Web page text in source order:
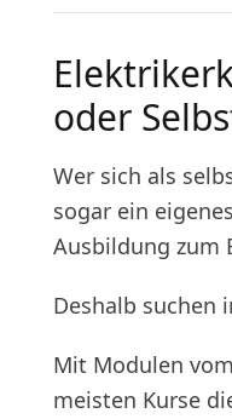
oder
Wer sich als
sogar ein
Ausbildung zum
Deshalb suchen
Mit Modulen
meisten Kurse